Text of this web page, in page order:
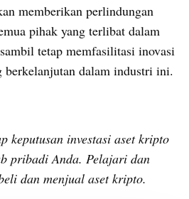
memberikan perlindungan
pihak yang terlibat dalam
tetap memfasilitasi inovasi
berkelanjutan dalam industri ini.
keputusan investasi aset kripto
pribadi Anda. Pelajari dan
dan menjual aset kripto.